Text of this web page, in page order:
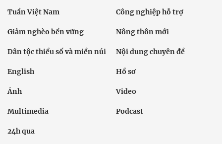
Tuần Việt Nam Công nghiệp hỗ trợ
Giảm nghèo bền vững Nông thôn mới
Dân tộc thiểu số và miền núi Nội dung chuyên đề
English Hồ sơ
Ảnh Video
Multimedia Podcast
24h qua